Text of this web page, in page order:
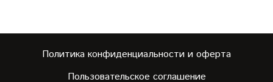
Политика конфиденциальности и оферта
Пользовательское соглашение